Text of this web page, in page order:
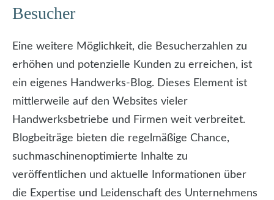
Besucher
Eine weitere Möglichkeit, die Besucherzahlen zu
erhöhen und potenzielle Kunden zu erreichen, ist
ein eigenes Handwerks-Blog. Dieses Element ist
mittlerweile auf den Websites vieler
Handwerksbetriebe und Firmen weit verbreitet.
Blogbeiträge bieten die regelmäßige Chance,
suchmaschinenoptimierte Inhalte zu
veröffentlichen und aktuelle Informationen über
die Expertise und Leidenschaft des Unternehmens